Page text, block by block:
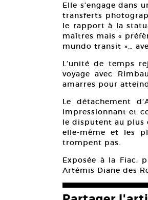
Elle s’engage dans
transferts
le rapport à la
maîtres mais «
mundo transit »…
L’unité de temps
voyage avec
amarres pour
Le détachement
impressionnant et
le disputent au plus
elle-même et les
trompent pas.
Exposée à la Fiac,
Artémis Diane des